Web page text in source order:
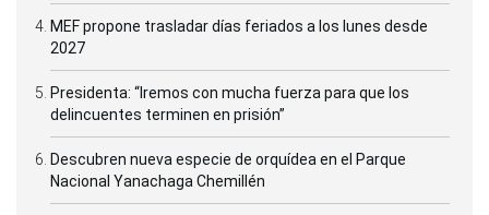
MEF propone trasladar días feriados a los lunes desde
2027
Presidenta: “Iremos con mucha fuerza para que los
delincuentes terminen en prisión”
Descubren nueva especie de orquídea en el Parque
Nacional Yanachaga Chemillén